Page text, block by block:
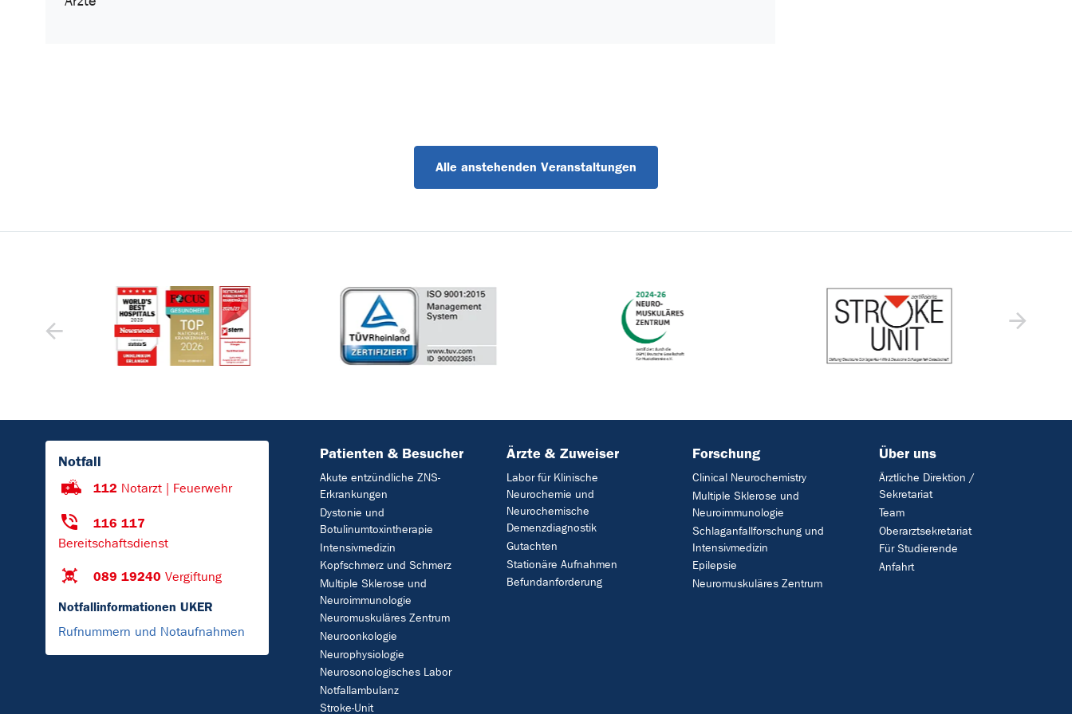
Alle anstehenden Veranstaltungen
Notfall
112 Notarzt | Feuerwehr
116 117
Bereitschaftsdienst
089 19240 Vergiftung
Notfallinformationen UKER
Rufnummern und Notaufnahmen
Patienten & Besucher
Akute entzündliche ZNS-
Erkrankungen
Dystonie und
Botulinumtoxintherapie
Intensivmedizin
Kopfschmerz und Schmerz
Multiple Sklerose und
Neuroimmunologie
Neuromuskuläres Zentrum
Neuroonkologie
Neurophysiologie
Neurosonologisches Labor
Notfallambulanz
Stroke-Unit
Ärzte & Zuweiser
Labor für Klinische
Neurochemie und
Neurochemische
Demenzdiagnostik
Gutachten
Stationäre Aufnahmen
Befundanforderung
Forschung
Clinical Neurochemistry
Multiple Sklerose und
Neuroimmunologie
Schlaganfallforschung und
Intensivmedizin
Epilepsie
Neuromuskuläres Zentrum
Über uns
Ärztliche Direktion /
Sekretariat
Team
Oberarztsekretariat
Für Studierende
Anfahrt